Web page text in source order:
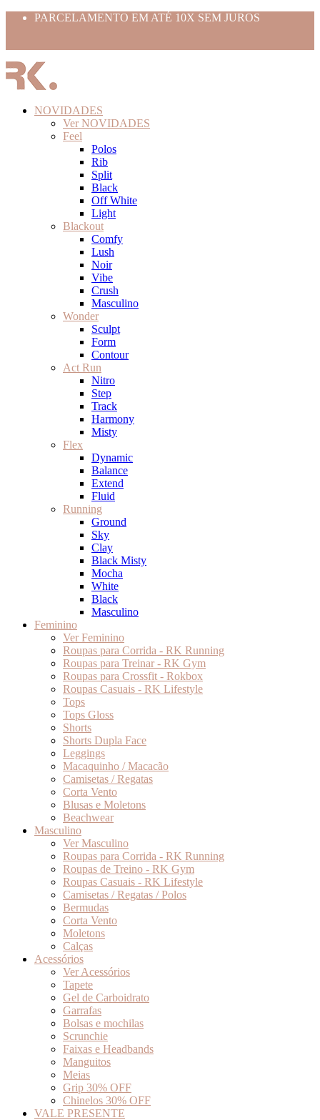
PARCELAMENTO EM ATÉ 10X SEM JUROS
NOVIDADES
Ver NOVIDADES
Feel
Polos
Rib
Split
Black
Off White
Light
Blackout
Comfy
Lush
Noir
Vibe
Crush
Masculino
Wonder
Sculpt
Form
Contour
Act Run
Nitro
Step
Track
Harmony
Misty
Flex
Dynamic
Balance
Extend
Fluid
Running
Ground
Sky
Clay
Black Misty
Mocha
White
Black
Masculino
Feminino
Ver Feminino
Roupas para Corrida - RK Running
Roupas para Treinar - RK Gym
Roupas para Crossfit - Rokbox
Roupas Casuais - RK Lifestyle
Tops
Tops Gloss
Shorts
Shorts Dupla Face
Leggings
Macaquinho / Macacão
Camisetas / Regatas
Corta Vento
Blusas e Moletons
Beachwear
Masculino
Ver Masculino
Roupas para Corrida - RK Running
Roupas de Treino - RK Gym
Roupas Casuais - RK Lifestyle
Camisetas / Regatas / Polos
Bermudas
Corta Vento
Moletons
Calças
Acessórios
Ver Acessórios
Tapete
Gel de Carboidrato
Garrafas
Bolsas e mochilas
Scrunchie
Faixas e Headbands
Manguitos
Meias
Grip 30% OFF
Chinelos 30% OFF
VALE PRESENTE